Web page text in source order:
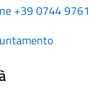
+39 0744 9761